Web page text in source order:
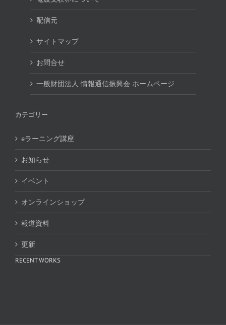
配信元
サイトマップ
お問合せ
一般財団法人 情報通信振興会 ホームページ
カテゴリー
eラーニング講座
お知らせ
イベント
オンラインショップ
報道資料
更新
RECENT WORKS